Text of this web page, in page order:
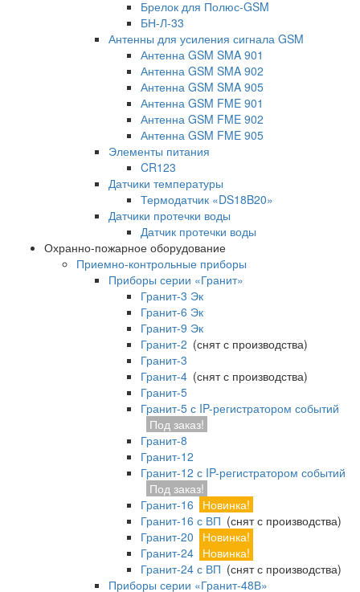
Брелок для Полюс-GSM
БН-Л-33
Антенны для усиления сигнала GSM
Антенна GSM SMA 901
Антенна GSM SMA 902
Антенна GSM SMA 905
Антенна GSM FME 901
Антенна GSM FME 902
Антенна GSM FME 905
Элементы питания
CR123
Датчики температуры
Термодатчик «DS18B20»
Датчики протечки воды
Датчик протечки воды
Охранно-пожарное оборудование
Приемно-контрольные приборы
Приборы серии «Гранит»
Гранит-3 Эк
Гранит-6 Эк
Гранит-9 Эк
Гранит-2 (снят с производства)
Гранит-3
Гранит-4 (снят с производства)
Гранит-5
Гранит-5 с IP-регистратором событий
Под заказ!
Гранит-8
Гранит-12
Гранит-12 с IP-регистратором событий
Под заказ!
Гранит-16
Новинка!
Гранит-16 с ВП (снят с производства)
Гранит-20
Новинка!
Гранит-24 Новинка!
Гранит-24 с ВП (снят с производства)
Приборы серии «Гранит-48В»